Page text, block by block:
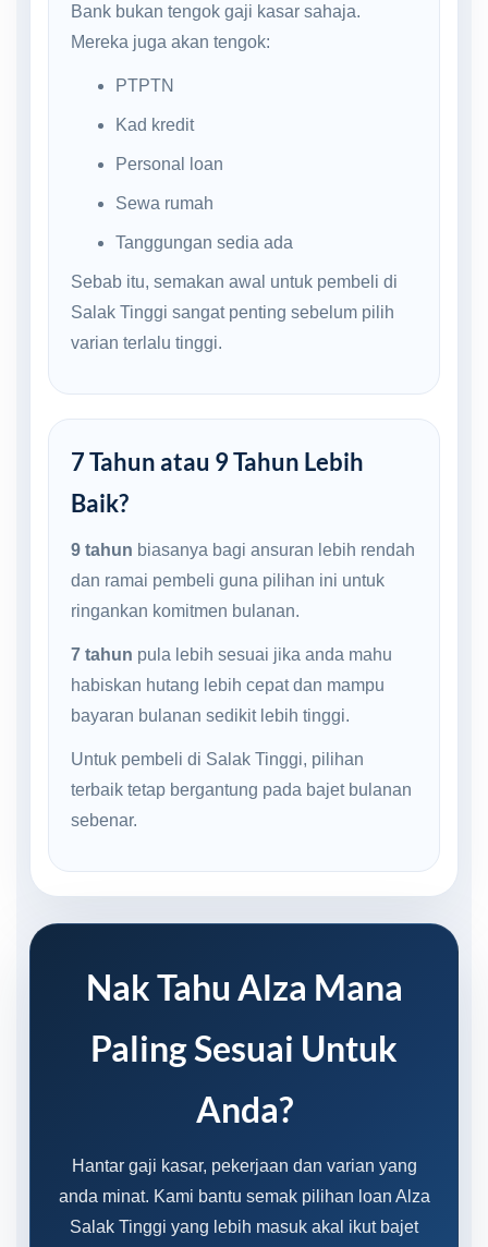
Bank bukan tengok gaji kasar sahaja.
Mereka juga akan tengok:
PTPTN
Kad kredit
Personal loan
Sewa rumah
Tanggungan sedia ada
Sebab itu, semakan awal untuk pembeli di
Salak Tinggi sangat penting sebelum pilih
varian terlalu tinggi.
7 Tahun atau 9 Tahun Lebih
Baik?
9 tahun biasanya bagi ansuran lebih rendah
dan ramai pembeli guna pilihan ini untuk
ringankan komitmen bulanan.
7 tahun pula lebih sesuai jika anda mahu
habiskan hutang lebih cepat dan mampu
bayaran bulanan sedikit lebih tinggi.
Untuk pembeli di Salak Tinggi, pilihan
terbaik tetap bergantung pada bajet bulanan
sebenar.
Nak Tahu Alza Mana
Paling Sesuai Untuk
Anda?
Hantar gaji kasar, pekerjaan dan varian yang
anda minat. Kami bantu semak pilihan loan Alza
Salak Tinggi yang lebih masuk akal ikut bajet